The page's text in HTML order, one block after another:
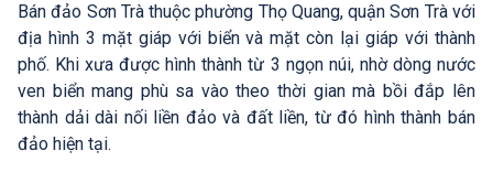
Bán đảo Sơn Trà thuộc phường Thọ Quang, quận Sơn Trà với
địa hình 3 mặt giáp với biển và mặt còn lại giáp với thành
phố. Khi xưa được hình thành từ 3 ngọn núi, nhờ dòng nước
ven biển mang phù sa vào theo thời gian mà bồi đắp lên
thành dải dài nối liền đảo và đất liền, từ đó hình thành bán
đảo hiện tại.